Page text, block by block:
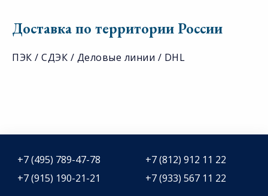
Доставка по территории России
ПЭК / СДЭК / Деловые линии / DHL
+7 (495) 789-47-78
+7 (812) 912 11 22
+7 (915) 190-21-21
+7 (933) 567 11 22